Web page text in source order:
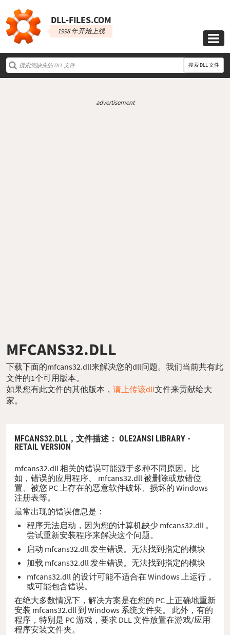
DLL‑FILES.COM
1998 年开始上线

搜索 DLL 文件
advertisement
MFCANS32.DLL
下载下面的mfcans32.dll来解决您的dll问题。我们当前共有此
文件的1个可用版本。
如果您有此文件的其他版本， 请上传该dll文件来贡献给大
家。
MFCANS32.DLL， 文件描述 ： OLE2ANSI LIBRARY -
RETAIL VERSION
mfcans32.dll 相关的错误可能源于多种不同原因。比
如，错误的应用程序、 mfcans32.dll 被删除或放错位
置、被您 PC 上存在的恶意软件破坏、损坏的 Windows
注册表等。
最常出现的错误信息是：
程序无法启动，因为您的计算机缺少 mfcans32.dll 。
尝试重新安装程序来解决这个问题。
启动 mfcans32.dll 发生错误。无法找到指定的模块
加载 mfcans32.dll 发生错误。无法找到指定的模块
mfcans32.dll 的设计可能不适合在 Windows 上运行，
或可能包含错误。
在绝大多数情况下，解决方案是在您的 PC 上正确地重新
安装 mfcans32.dll 到 Windows 系统文件夹。 此外，有的
程序，特别是 PC 游戏，要求 DLL 文件放置在游戏/应用
程序安装文件夹。